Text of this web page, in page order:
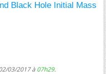
Black Hole Initial Mass
03/2017 à 07h29.